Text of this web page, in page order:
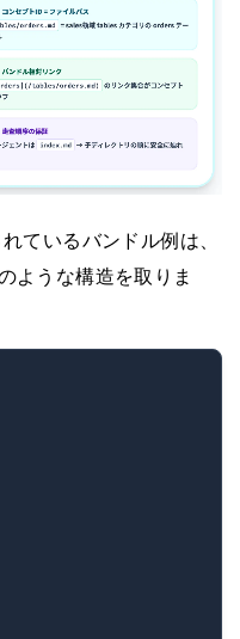
ているバンドル例は、
ような構造を取りま